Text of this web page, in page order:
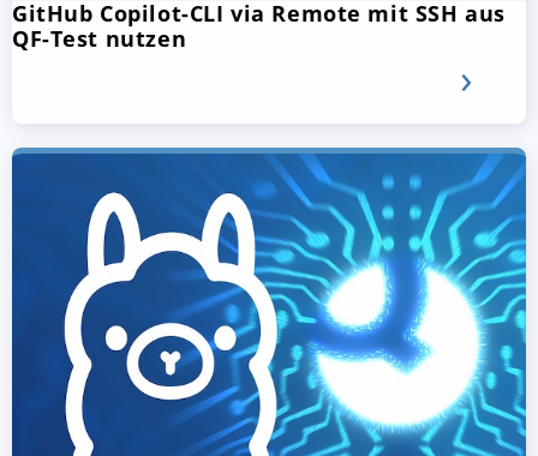
GitHub Copilot-CLI via Remote mit SSH aus
QF-Test nutzen